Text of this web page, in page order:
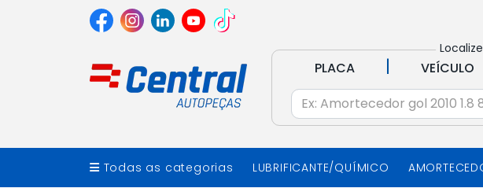
PLACA | VEÍCULO
Todas as categorias LUBRIFICANTE/QUÍMICO